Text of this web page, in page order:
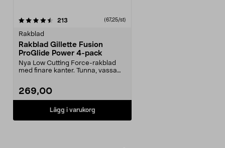
213 (67,25/st)
Rakblad
Rakblad Gillette Fusion
ProGlide Power 4-pack
Nya Low Cutting Force-rakblad
med finare kanter. Tunna, vassa
269,00
Lägg i varukorg